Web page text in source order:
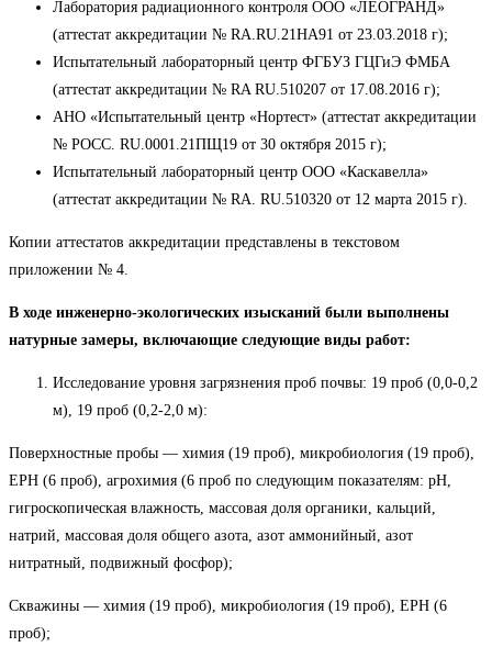
Лаборатория радиационного контроля ООО «ЛЕОГРАНД»
(аттестат аккредитации № RA.RU.21НА91 от 23.03.2018 г);
Испытательный лабораторный центр ФГБУЗ ГЦГиЭ ФМБА
(аттестат аккредитации № RA RU.510207 от 17.08.2016 г);
АНО «Испытательный центр «Нортест» (аттестат аккредитации
№ РОСС. RU.0001.21ПЩ19 от 30 октября 2015 г);
Испытательный лабораторный центр ООО «Каскавелла»
(аттестат аккредитации № RA. RU.510320 от 12 марта 2015 г).
Копии аттестатов аккредитации представлены в текстовом
приложении № 4.
В ходе инженерно-экологических изысканий были выполнены
натурные замеры, включающие следующие виды работ:
Исследование уровня загрязнения проб почвы: 19 проб (0,0-0,2
м), 19 проб (0,2-2,0 м):
Поверхностные пробы — химия (19 проб), микробиология (19 проб),
ЕРН (6 проб), агрохимия (6 проб по следующим показателям: рН,
гигроскопическая влажность, массовая доля органики, кальций,
натрий, массовая доля общего азота, азот аммонийный, азот
нитратный, подвижный фосфор);
Скважины — химия (19 проб), микробиология (19 проб), ЕРН (6
проб);